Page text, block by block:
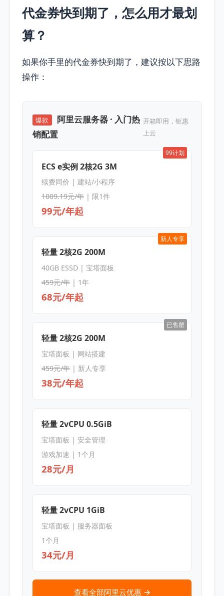
代金券快到期了，怎么用才最划
算？
如果你手里的代金券快到期了，建议按以下思路
操作：
爆款
阿里云服务器 · 入门热
销配置
开箱即用，钜惠
上云
99计划
ECS e实例 2核2G 3M
续费同价 | 建站/小程序
1009.19元/年| 限1件
99元/年起
新人专享
轻量 2核2G 200M
40GB ESSD | 宝塔面板
459元/年| 1年
68元/年起
已售罄
轻量 2核2G 200M
宝塔面板 | 网站搭建
459元/年| 新人专享
38元/年起
轻量 2vCPU 0.5GiB
宝塔面板 | 安全管理
游戏加速 | 1个月
28元/月
轻量 2vCPU 1GiB
宝塔面板 | 服务器面板
1个月
34元/月
查看全部阿里云优惠 →